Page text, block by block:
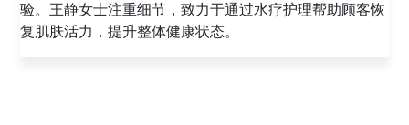
重与顾客的沟通，善于根据顾客的反馈调整按摩力度，为
顾客提供舒适的足疗体验。